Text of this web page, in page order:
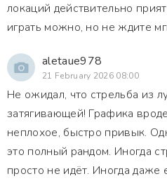
локаций действительно
играть можно, но не ждите
aletaue978
21 February 2026 08:00
Не ожидал, что стрельба из
затягивающей! Графика
неплохое, быстро привык.
это полный рандом. Иногда
просто не идёт. Иногда даже